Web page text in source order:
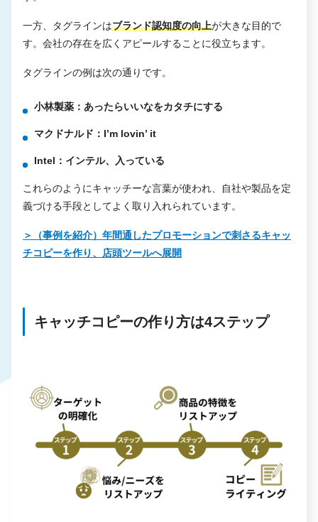
一方、タグラインはブランド認知度の向上が大きな目的で
す。会社の存在を広くアピールすることに役立ちます。
タグラインの例は次の通りです。
小林製薬：あったらいいなをカタチにする
マクドナルド：I’m lovin’ it
Intel：インテル、入っている
これらのようにキャッチーな言葉が使われ、自社や製品を定
義づける手段としてよく取り入れられています。
＞（事例を紹介）年間通したプロモーションで刺さるキャッ
チコピーを作り、店頭ツールへ展開
キャッチコピーの作り方は4ステップ